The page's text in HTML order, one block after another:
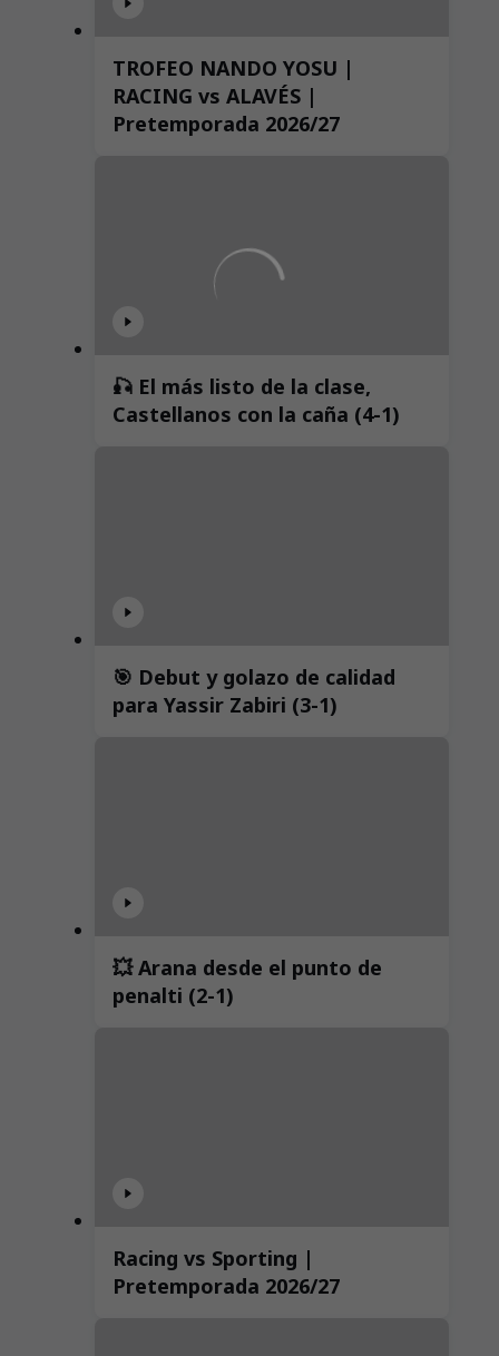
TROFEO NANDO YOSU |
RACING vs ALAVÉS |
Pretemporada 2026/27
🎣 El más listo de la clase,
Castellanos con la caña (4-1)
🎯 Debut y golazo de calidad
para Yassir Zabiri (3-1)
💥 Arana desde el punto de
penalti (2-1)
Racing vs Sporting |
Pretemporada 2026/27